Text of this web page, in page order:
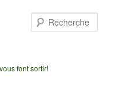
font sortir!